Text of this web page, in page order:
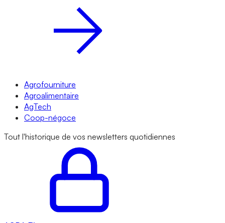
Agrofourniture
Agroalimentaire
AgTech
Coop-négoce
Tout l'historique de vos newsletters quotidiennes